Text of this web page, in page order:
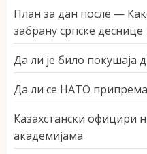
План за дан после —
забрану српске деснице
Да ли је било покушаја
Да ли се НАТО припрема
Казахстански официри
академијама